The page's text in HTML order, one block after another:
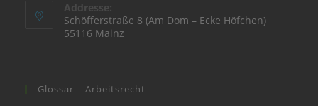
Addresse:
Schöfferstraße 8 (Am Dom – Ecke Höfchen)
55116 Mainz
Glossar – Arbeitsrecht